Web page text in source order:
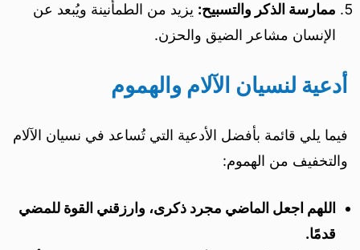
ممارسة الذكر والتسبيح: يزيد من الطمأنينة ويُبعد عن
الإنسان مشاعر الضيق والحزن.
أدعية لنسيان الآلام والهموم
فيما يلي قائمة بأفضل الأدعية التي تُساعد في نسيان الآلام
والتخفيف من الهموم:
اللهم اجعل الماضي مجرد ذكرى، وارزقني القوة للمضي
قدمًا.